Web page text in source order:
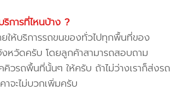
การที่ไหนบ้าง ?
ยให้บริการรถขนของทั่วไปทุกพื้นที่ของ
หวัดครับ โดยลูกค้าสามารถสอบถาม
คคิวรถพื้นที่นั้นๆ ให้ครับ ถ้าไม่ว่างเราก็ส่งรถ
จะไม่บวกเพิ่มครับ